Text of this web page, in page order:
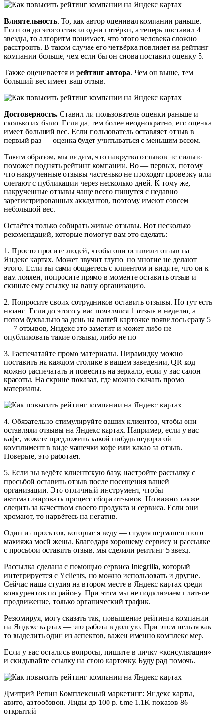
Влиятельность. То, как автор оценивал компании раньше.
Если он до этого ставил одни пятёрки, а теперь поставил 4
звезды, то алгоритм понимает, что этого человека сложно
расстроить. В таком случае его четвёрка повлияет на рейтинг
компании больше, чем если бы он снова поставил оценку 5.
Также оценивается и рейтинг автора. Чем он выше, тем
больший вес имеет ваш отзыв.
Достоверность. Ставил ли пользователь оценки раньше и
сколько их было. Если да, тем более неоднократно, его оценка
имеет больший вес. Если пользователь оставляет отзыв в
первый раз — оценка будет учитываться с меньшим весом.
Таким образом, мы видим, что накрутка отзывов не сильно
поможет поднять рейтинг компании. Во — первых, потому
что накрученные отзывы частенько не проходят проверку или
слетают с публикации через несколько дней. К тому же,
накрученные отзывы чаще всего пишутся с недавно
зарегистрированных аккаунтов, поэтому имеют совсем
небольшой вес.
Остаётся только собирать живые отзывы. Вот несколько
рекомендаций, которые помогут вам это сделать:
1. Просто просите людей, чтобы они оставили отзыв на
Яндекс картах. Может звучит глупо, но многие не делают
этого. Если вы сами общаетесь с клиентом и видите, что он к
вам лоялен, попросите прямо в моменте оставить отзыв и
скиньте ему ссылку на вашу организацию.
2. Попросите своих сотрудников оставить отзывы. Но тут есть
нюанс. Если до этого у вас появлялся 1 отзыв в неделю, а
потом буквально за день на вашей карточке появилось сразу 5
— 7 отзывов, Яндекс это заметит и может либо не
опубликовать такие отзывы, либо не по
3. Распечатайте промо материалы. Пирамидку можно
поставить на каждом столике в вашем заведении, QR код
можно распечатать и повесить на зеркало, если у вас салон
красоты. На скрине показал, где можно скачать промо
материалы.
4. Обязательно стимулируйте ваших клиентов, чтобы они
оставляли отзывы на Яндекс картах. Например, если у вас
кафе, можете предложить какой нибудь недорогой
комплимент в виде чашечки кофе или какао за отзыв.
Поверьте, это работает.
5. Если вы ведёте клиентскую базу, настройте рассылку с
просьбой оставить отзыв после посещения вашей
организации. Это отличный инструмент, чтобы
автоматизировать процесс сбора отзывов. Но важно также
следить за качеством своего продукта и сервиса. Если они
хромают, то нарвётесь на негатив.
Один из проектов, которые я веду — студия перманентного
макияжа моей жены. Благодаря хорошему сервису и рассылке
с просьбой оставить отзыв, мы сделали рейтинг 5 звёзд.
Рассылка сделана с помощью сервиса Integrilla, который
интегрируется с Yclients, но можно использовать и другие.
Сейчас наша студия на втором месте в Яндекс картах среди
конкурентов по району. При этом мы не подключаем платное
продвижение, только органический трафик.
Резюмируя, могу сказать так, повышение рейтинга компании
на Яндекс картах — это работа в долгую. При этом нельзя как
то выделить один из аспектов, важен именно комплекс мер.
Если у вас остались вопросы, пишите в личку «консультация»
и скидывайте ссылку на свою карточку. Буду рад помочь.
Дмитрий Репин Комплексный маркетинг: Яндекс карты,
авито, автообзвон. Лиды до 100 р. t.me 1.1K показов 86
открытий